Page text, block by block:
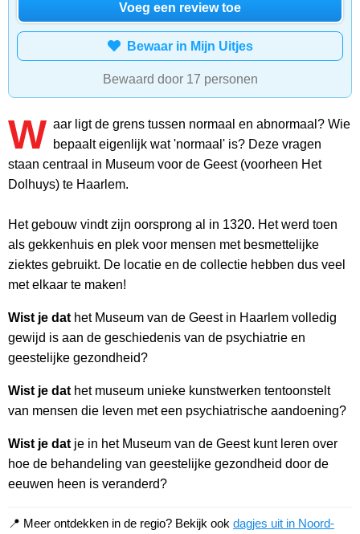
Voeg een review toe
Bewaar in Mijn Uitjes
Bewaard door 17 personen
W aar ligt de grens tussen normaal en abnormaal? Wie
bepaalt eigenlijk wat 'normaal' is? Deze vragen
staan centraal in Museum voor de Geest (voorheen Het
Dolhuys) te Haarlem.
Het gebouw vindt zijn oorsprong al in 1320. Het werd toen
als gekkenhuis en plek voor mensen met besmettelijke
ziektes gebruikt. De locatie en de collectie hebben dus veel
met elkaar te maken!
Wist je dat het Museum van de Geest in Haarlem volledig
gewijd is aan de geschiedenis van de psychiatrie en
geestelijke gezondheid?
Wist je dat het museum unieke kunstwerken tentoonstelt
van mensen die leven met een psychiatrische aandoening?
Wist je dat je in het Museum van de Geest kunt leren over
hoe de behandeling van geestelijke gezondheid door de
eeuwen heen is veranderd?
📍 Meer ontdekken in de regio? Bekijk ook dagjes uit in Noord-